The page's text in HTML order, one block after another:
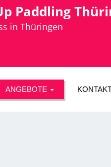
Paddling
in Thüringen
ANGEBOTE